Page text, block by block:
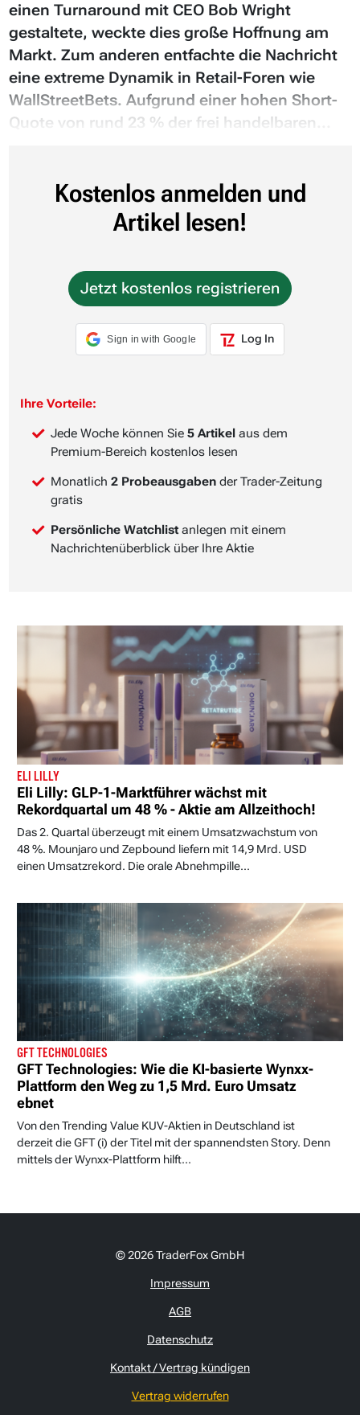
einen Turnaround mit CEO Bob Wright
gestaltete, weckte dies große Hoffnung am
Markt. Zum anderen entfachte die Nachricht
eine extreme Dynamik in Retail-Foren wie
WallStreetBets. Aufgrund einer hohen Short-
Quote von rund 23 % der frei handelbaren...
Kostenlos anmelden und
Artikel lesen!
Jetzt kostenlos registrieren
Sign in with Google Log In
Ihre Vorteile:
Jede Woche können Sie 5 Artikel aus dem
Premium-Bereich kostenlos lesen
Monatlich 2 Probeausgaben der Trader-Zeitung
gratis
Persönliche Watchlist anlegen mit einem
Nachrichtenüberblick über Ihre Aktie
ELI LILLY
Eli Lilly: GLP-1-Marktführer wächst mit
Rekordquartal um 48 % - Aktie am Allzeithoch!
Das 2. Quartal überzeugt mit einem Umsatzwachstum von
48 %. Mounjaro und Zepbound liefern mit 14,9 Mrd. USD
einen Umsatzrekord. Die orale Abnehmpille...
GFT TECHNOLOGIES
GFT Technologies: Wie die KI-basierte Wynxx-
Plattform den Weg zu 1,5 Mrd. Euro Umsatz
ebnet
Von den Trending Value KUV-Aktien in Deutschland ist
derzeit die GFT (i) der Titel mit der spannendsten Story. Denn
mittels der Wynxx-Plattform hilft...
© 2026 TraderFox GmbH
Impressum
AGB
Datenschutz
Kontakt / Vertrag kündigen
Vertrag widerrufen